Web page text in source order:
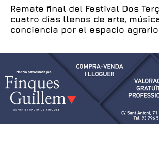
Remate final del Festival Dos
cuatro días llenos de arte,
conciencia por el espacio agrario